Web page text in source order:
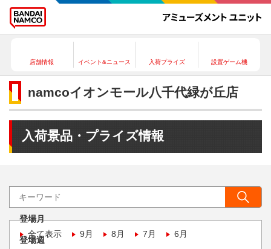
店舗情報 イベント&ニュース 入荷プライズ 設置ゲーム機
namcoイオンモール八千代緑が丘店
入荷景品・プライズ情報
登場月
全て表示
9月 8月 7月 6月
登場週